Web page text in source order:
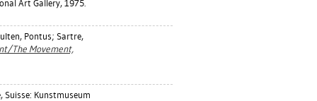
Art Gallery, 1975.
Pontus; Sartre,
The Movement,
Suisse: Kunstmuseum